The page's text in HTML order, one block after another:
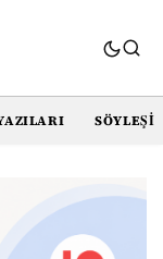
SÖYLEŞI